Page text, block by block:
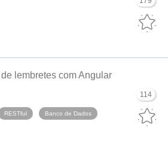
114
lembretes com Angular
RESTful Banco de Dados